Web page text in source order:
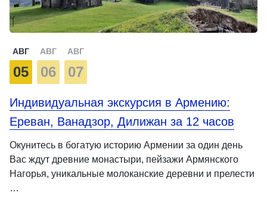
АВГ
05
АВГ
06
АВГ
07
Индивидуальная экскурсия в Армению:
Ереван, Ванадзор, Дилижан за 12 часов
Окунитесь в богатую историю Армении за один день
Вас ждут древние монастыри, пейзажи Армянского
Нагорья, уникальные молоканские деревни и прелести
…